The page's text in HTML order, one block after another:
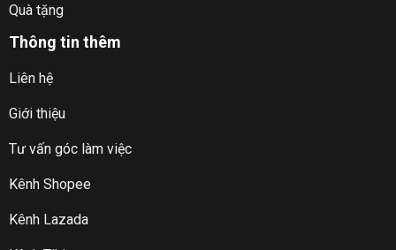
Quà tặng
Thông tin thêm
Liên hệ
Giới thiệu
Tư vấn góc làm việc
Kênh Shopee
Kênh Lazada